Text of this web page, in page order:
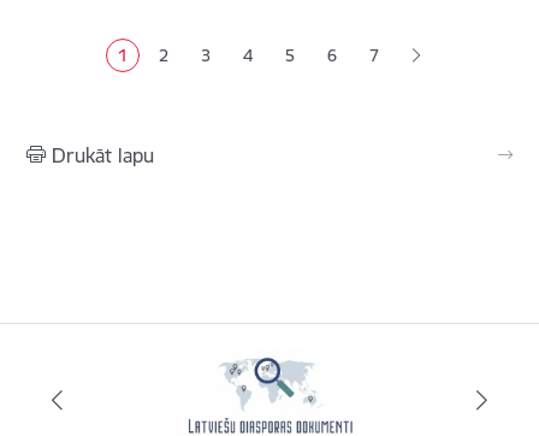
Pašreizējā lapa
1 Lapa
2 Lapa
3 Lapa
4 Lapa
5 Lapa
6 7
Drukāt lapu